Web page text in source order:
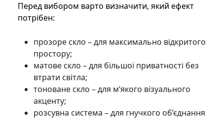
Перед вибором варто визначити, який ефект
потрібен:
прозоре скло – для максимально відкритого
простору;
матове скло – для більшої приватності без
втрати світла;
тоноване скло – для м’якого візуального
акценту;
розсувна система – для гнучкого об’єднання